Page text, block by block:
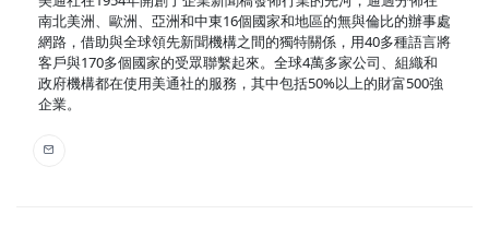
南北美洲、歐洲、亞洲和中東16個國家和地區的無與倫比的辦事處
網路，借助與全球領先新聞機構之間的獨特關係，用40多種語言將
客戶與170多個國家的受眾聯繫起來。全球4萬多家公司、組織和
政府機構都在使用美通社的服務，其中包括50%以上的財富500強
企業。